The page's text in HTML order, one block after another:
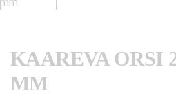
KAAREVA ORSI
MM